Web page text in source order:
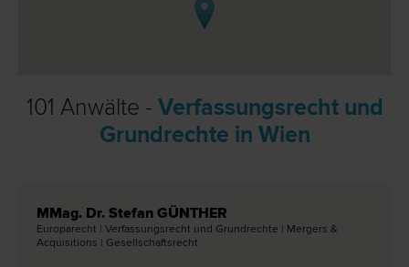
101 Anwälte - Verfassungsrecht und
Grundrechte in Wien
MMag. Dr. Stefan GÜNTHER
Europa­recht | Verfassungs­recht und Grund­rechte | Mergers &
Acquisitions | Gesellschafts­recht